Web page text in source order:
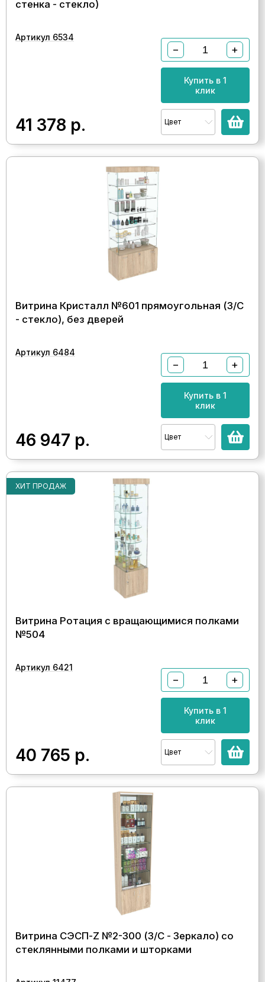
стенка - стекло)
Артикул 6534
41 378 р.
− +
Купить в 1
клик
Цвет
Витрина Кристалл №601 прямоугольная (З/C
- стекло), без дверей
Артикул 6484
46 947 р.
− +
Купить в 1
клик
Цвет
ХИТ ПРОДАЖ
Витрина Ротация с вращающимися полками
№504
Артикул 6421
40 765 р.
− +
Купить в 1
клик
Цвет
Витрина СЭСП-Z №2-300 (З/C - Зеркало) со
стеклянными полками и шторками